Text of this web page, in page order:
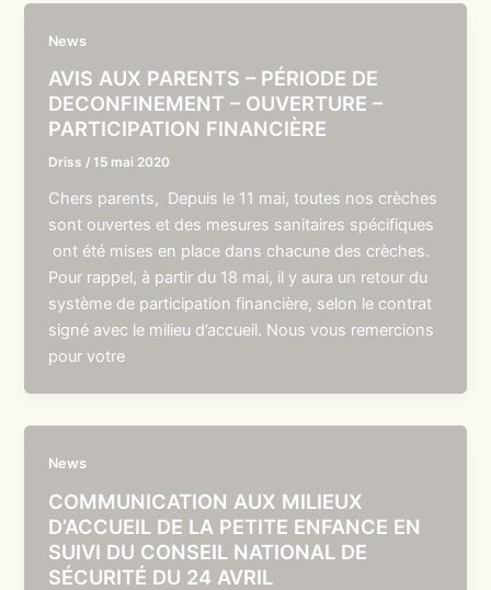
News
AVIS AUX PARENTS – PÉRIODE DE
DECONFINEMENT – OUVERTURE –
PARTICIPATION FINANCIÈRE
Driss /15 mai 2020
Chers parents, Depuis le 11 mai, toutes nos crèches
sont ouvertes et des mesures sanitaires spécifiques
ont été mises en place dans chacune des crèches.
Pour rappel, à partir du 18 mai, il y aura un retour du
système de participation financière, selon le contrat
signé avec le milieu d’accueil. Nous vous remercions
pour votre
News
COMMUNICATION AUX MILIEUX
D’ACCUEIL DE LA PETITE ENFANCE EN
SUIVI DU CONSEIL NATIONAL DE
SÉCURITÉ DU 24 AVRIL